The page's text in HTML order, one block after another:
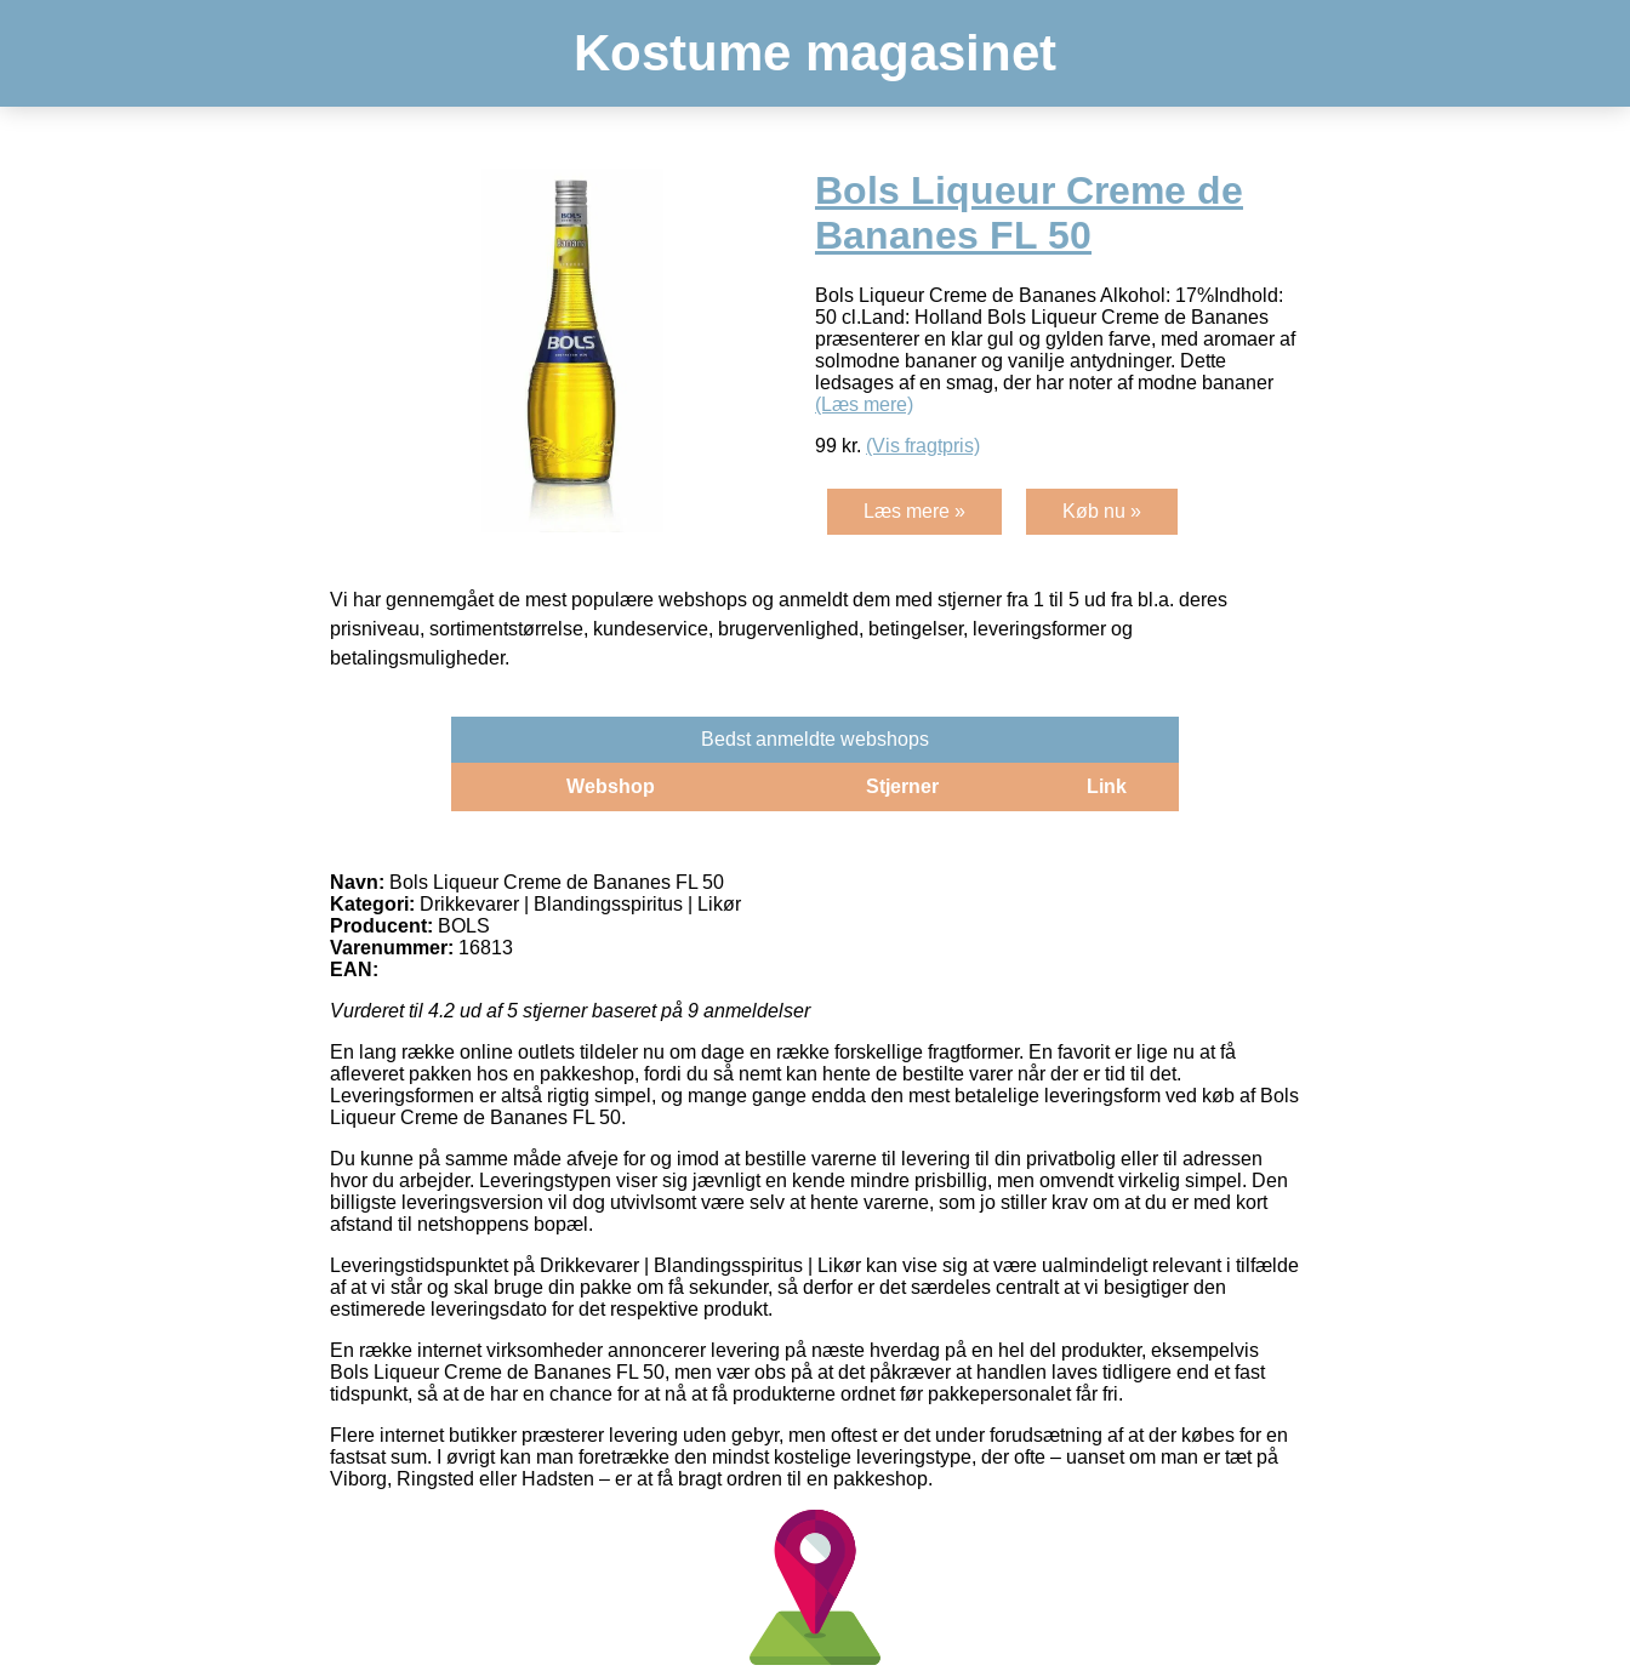
Kostume magasinet
Bols Liqueur Creme de
Bananes FL 50
Bols Liqueur Creme de Bananes Alkohol: 17%Indhold:
50 cl.Land: Holland Bols Liqueur Creme de Bananes
præsenterer en klar gul og gylden farve, med aromaer af
solmodne bananer og vanilje antydninger. Dette
ledsages af en smag, der har noter af modne bananer
(Læs mere)
99 kr. (Vis fragtpris)
Læs mere » Køb nu »
Vi har gennemgået de mest populære webshops og anmeldt dem med stjerner fra 1 til 5 ud fra bl.a. deres
prisniveau, sortimentstørrelse, kundeservice, brugervenlighed, betingelser, leveringsformer og
betalingsmuligheder.
Bedst anmeldte webshops
Webshop Stjerner Link
Navn: Bols Liqueur Creme de Bananes FL 50
Kategori: Drikkevarer | Blandingsspiritus | Likør
Producent: BOLS
Varenummer: 16813
EAN:
Vurderet til 4.2 ud af 5 stjerner baseret på 9 anmeldelser
En lang række online outlets tildeler nu om dage en række forskellige fragtformer. En favorit er lige nu at få
afleveret pakken hos en pakkeshop, fordi du så nemt kan hente de bestilte varer når der er tid til det.
Leveringsformen er altså rigtig simpel, og mange gange endda den mest betalelige leveringsform ved køb af Bols
Liqueur Creme de Bananes FL 50.
Du kunne på samme måde afveje for og imod at bestille varerne til levering til din privatbolig eller til adressen
hvor du arbejder. Leveringstypen viser sig jævnligt en kende mindre prisbillig, men omvendt virkelig simpel. Den
billigste leveringsversion vil dog utvivlsomt være selv at hente varerne, som jo stiller krav om at du er med kort
afstand til netshoppens bopæl.
Leveringstidspunktet på Drikkevarer | Blandingsspiritus | Likør kan vise sig at være ualmindeligt relevant i tilfælde
af at vi står og skal bruge din pakke om få sekunder, så derfor er det særdeles centralt at vi besigtiger den
estimerede leveringsdato for det respektive produkt.
En række internet virksomheder annoncerer levering på næste hverdag på en hel del produkter, eksempelvis
Bols Liqueur Creme de Bananes FL 50, men vær obs på at det påkræver at handlen laves tidligere end et fast
tidspunkt, så at de har en chance for at nå at få produkterne ordnet før pakkepersonalet får fri.
Flere internet butikker præsterer levering uden gebyr, men oftest er det under forudsætning af at der købes for en
fastsat sum. I øvrigt kan man foretrække den mindst kostelige leveringstype, der ofte – uanset om man er tæt på
Viborg, Ringsted eller Hadsten – er at få bragt ordren til en pakkeshop.